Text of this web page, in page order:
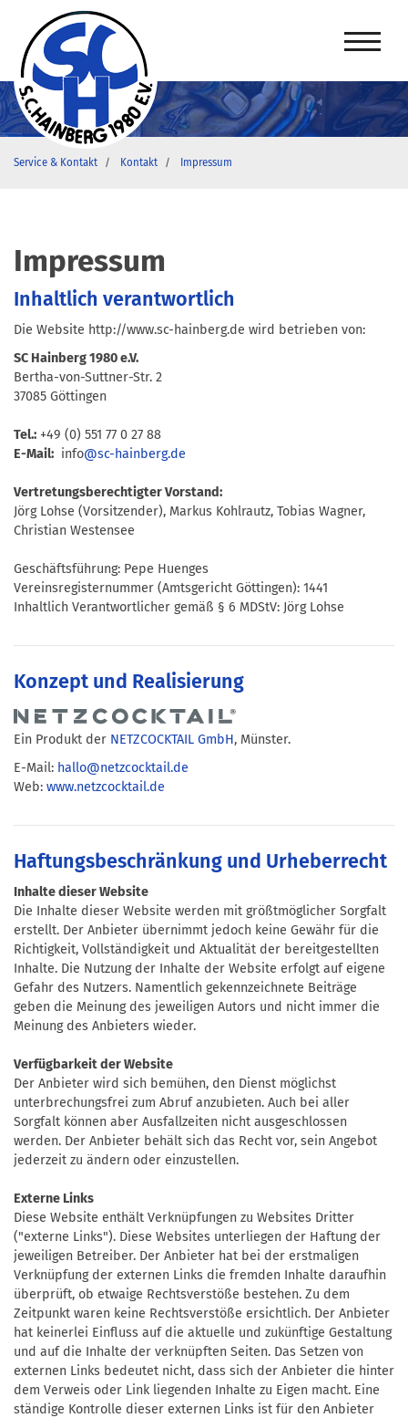
Service & Kontakt Kontakt Impressum
Impressum
Inhaltlich verantwortlich
Die Website http://www.sc-hainberg.de wird betrieben von:
SC Hainberg 1980 e.V.
Bertha-von-Suttner-Str. 2
37085 Göttingen
Tel.: +49 (0) 551 77 0 27 88
E-Mail: info@sc-hainberg.de
Vertretungsberechtigter Vorstand:
Jörg Lohse (Vorsitzender), Markus Kohlrautz, Tobias Wagner,
Christian Westensee
Geschäftsführung: Pepe Huenges
Vereinsregisternummer (Amtsgericht Göttingen): 1441
Inhaltlich Verantwortlicher gemäß § 6 MDStV: Jörg Lohse
Konzept und Realisierung
Ein Produkt der NETZCOCKTAIL GmbH, Münster.
E-Mail: hallo@netzcocktail.de
Web: www.netzcocktail.de
Haftungsbeschränkung und Urheberrecht
Inhalte dieser Website
Die Inhalte dieser Website werden mit größtmöglicher Sorgfalt
erstellt. Der Anbieter übernimmt jedoch keine Gewähr für die
Richtigkeit, Vollständigkeit und Aktualität der bereitgestellten
Inhalte. Die Nutzung der Inhalte der Website erfolgt auf eigene
Gefahr des Nutzers. Namentlich gekennzeichnete Beiträge
geben die Meinung des jeweiligen Autors und nicht immer die
Meinung des Anbieters wieder.
Verfügbarkeit der Website
Der Anbieter wird sich bemühen, den Dienst möglichst
unterbrechungsfrei zum Abruf anzubieten. Auch bei aller
Sorgfalt können aber Ausfallzeiten nicht ausgeschlossen
werden. Der Anbieter behält sich das Recht vor, sein Angebot
jederzeit zu ändern oder einzustellen.
Externe Links
Diese Website enthält Verknüpfungen zu Websites Dritter
("externe Links"). Diese Websites unterliegen der Haftung der
jeweiligen Betreiber. Der Anbieter hat bei der erstmaligen
Verknüpfung der externen Links die fremden Inhalte daraufhin
überprüft, ob etwaige Rechtsverstöße bestehen. Zu dem
Zeitpunkt waren keine Rechtsverstöße ersichtlich. Der Anbieter
hat keinerlei Einfluss auf die aktuelle und zukünftige Gestaltung
und auf die Inhalte der verknüpften Seiten. Das Setzen von
externen Links bedeutet nicht, dass sich der Anbieter die hinter
dem Verweis oder Link liegenden Inhalte zu Eigen macht. Eine
ständige Kontrolle dieser externen Links ist für den Anbieter